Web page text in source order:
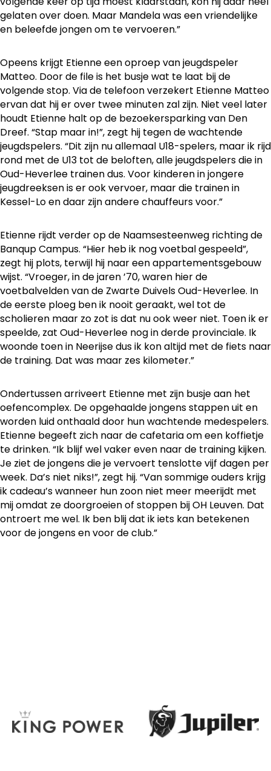
gelaten over doen. Maar Mandela was een vriendelijke
en beleefde jongen om te vervoeren.”
Opeens krijgt Etienne een oproep van jeugdspeler
Matteo. Door de file is het busje wat te laat bij de
volgende stop. Via de telefoon verzekert Etienne Matteo
ervan dat hij er over twee minuten zal zijn. Niet veel later
houdt Etienne halt op de bezoekersparking van Den
Dreef. “Stap maar in!”, zegt hij tegen de wachtende
jeugdspelers. “Dit zijn nu allemaal U18-spelers, maar ik rijd
rond met de U13 tot de beloften, alle jeugdspelers die in
Oud-Heverlee trainen dus. Voor kinderen in jongere
jeugdreeksen is er ook vervoer, maar die trainen in
Kessel-Lo en daar zijn andere chauffeurs voor.”
Etienne rijdt verder op de Naamsesteenweg richting de
Banqup Campus. “Hier heb ik nog voetbal gespeeld”,
zegt hij plots, terwijl hij naar een appartementsgebouw
wijst. “Vroeger, in de jaren ’70, waren hier de
voetbalvelden van de Zwarte Duivels Oud-Heverlee. In
de eerste ploeg ben ik nooit geraakt, wel tot de
scholieren maar zo zot is dat nu ook weer niet. Toen ik er
speelde, zat Oud-Heverlee nog in derde provinciale. Ik
woonde toen in Neerijse dus ik kon altijd met de fiets naar
de training. Dat was maar zes kilometer.”
Ondertussen arriveert Etienne met zijn busje aan het
oefencomplex. De opgehaalde jongens stappen uit en
worden luid onthaald door hun wachtende medespelers.
Etienne begeeft zich naar de cafetaria om een koffietje
te drinken. “Ik blijf wel vaker even naar de training kijken.
Je ziet de jongens die je vervoert tenslotte vijf dagen per
week. Da’s niet niks!”, zegt hij. “Van sommige ouders krijg
ik cadeau’s wanneer hun zoon niet meer meerijdt met
mij omdat ze doorgroeien of stoppen bij OH Leuven. Dat
ontroert me wel. Ik ben blij dat ik iets kan betekenen
voor de jongens en voor de club.”